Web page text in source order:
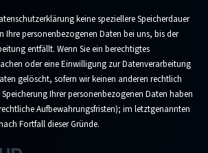
keine speziellere Speicherdauer
Ihre personenbezogenen Daten bei uns, bis der
entfällt. Wenn Sie ein berechtigtes
oder eine Einwilligung zur Datenverarbeitung
gelöscht, sofern wir keinen anderen rechtlich
Ihrer personenbezogenen Daten haben
Aufbewahrungsfristen); im letztgenannten
Fortfall dieser Gründe.